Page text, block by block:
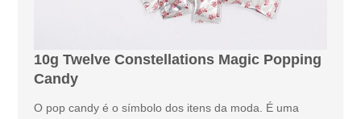
10g Twelve Constellations Magic Popping
Candy
O pop candy é o símbolo dos itens da moda. É uma